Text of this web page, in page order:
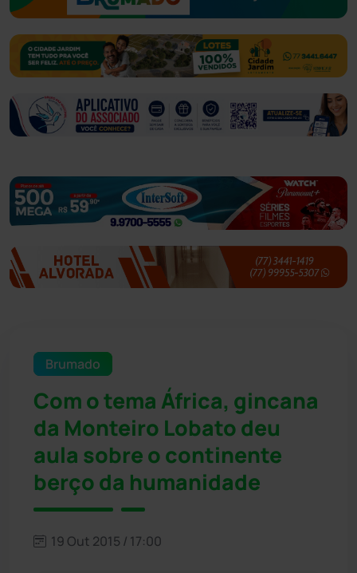
Brumado
Com o tema África, gincana
da Monteiro Lobato deu
aula sobre o continente
berço da humanidade
19 Out 2015 / 17:00